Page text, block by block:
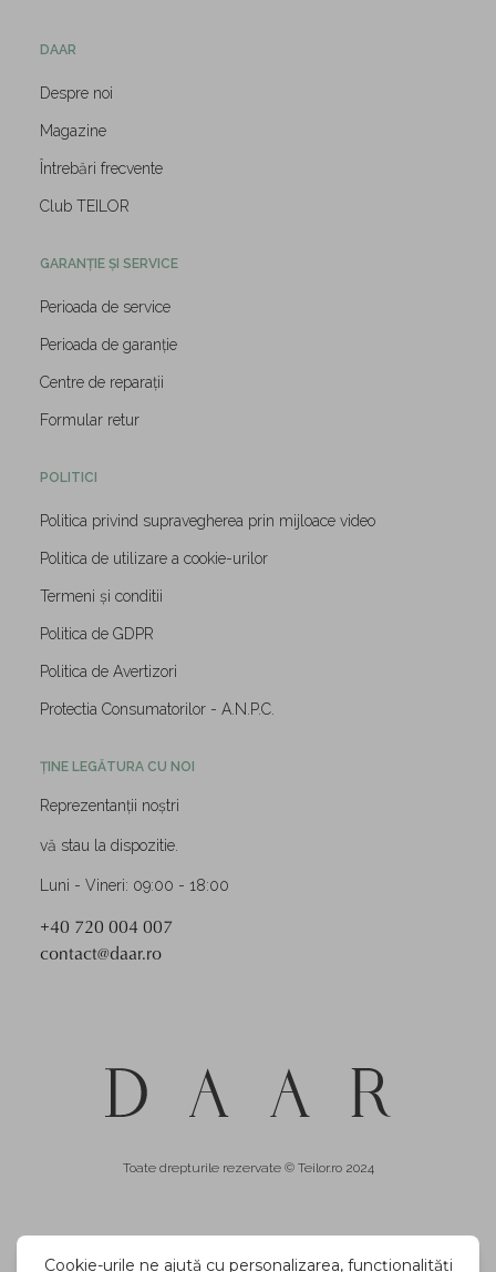
DAAR
Despre noi
Magazine
Întrebări frecvente
Club TEILOR
GARANȚIE ȘI SERVICE
Perioada de service
Perioada de garanție
Centre de reparații
Formular retur
POLITICI
Politica privind supravegherea prin mijloace video
Politica de utilizare a cookie-urilor
Termeni și conditii
Politica de GDPR
Politica de Avertizori
Protectia Consumatorilor - A.N.P.C.
ȚINE LEGĂTURA CU NOI
Reprezentanții noștri
vă stau la dispozitie.
Luni - Vineri: 09:00 - 18:00
+40 720 004 007
contact@daar.ro
Toate drepturile rezervate © Teilor.ro 2024